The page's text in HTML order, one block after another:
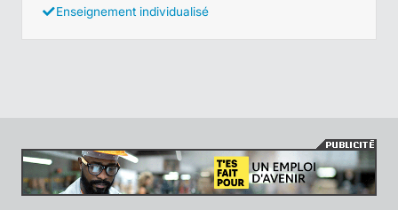
Enseignement individualisé